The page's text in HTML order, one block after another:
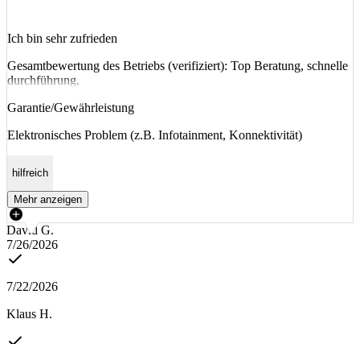
Ich bin sehr zufrieden
Gesamtbewertung des Betriebs (verifiziert): Top Beratung, schnelle
durchführung,
Garantie/Gewährleistung
Elektronisches Problem (z.B. Infotainment, Konnektivität)
hilfreich
Mehr anzeigen
David G.
7/26/2026
7/22/2026
Klaus H.